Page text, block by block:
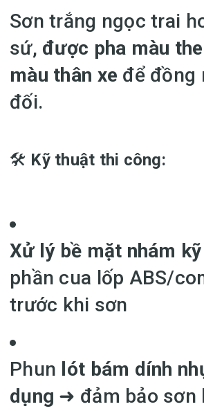
Sơn trắng ngọc trai
sứ, được pha màu
màu thân xe để đồng
đối.
🛠️ Kỹ thuật thi công:
Xử lý bề mặt nhám kỹ
phần cua lốp ABS/
trước khi sơn
Phun lót bám dính
dụng ➜ đảm bảo sơn